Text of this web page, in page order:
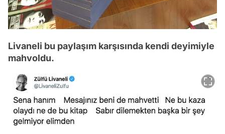
Livaneli bu paylaşım karşısında kendi deyimiyle
mahvoldu.